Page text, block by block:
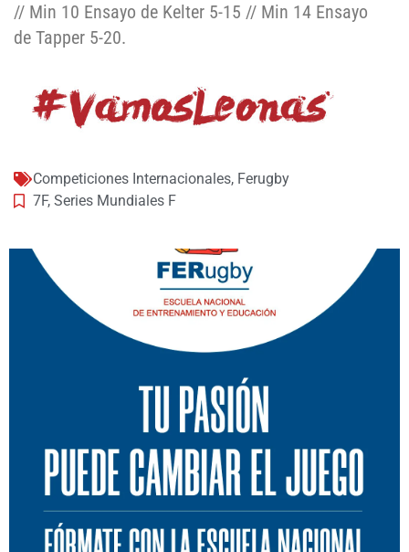
// Min 10 Ensayo de Kelter 5-15 // Min 14 Ensayo
de Tapper 5-20.
Competiciones Internacionales, Ferugby
7F, Series Mundiales F